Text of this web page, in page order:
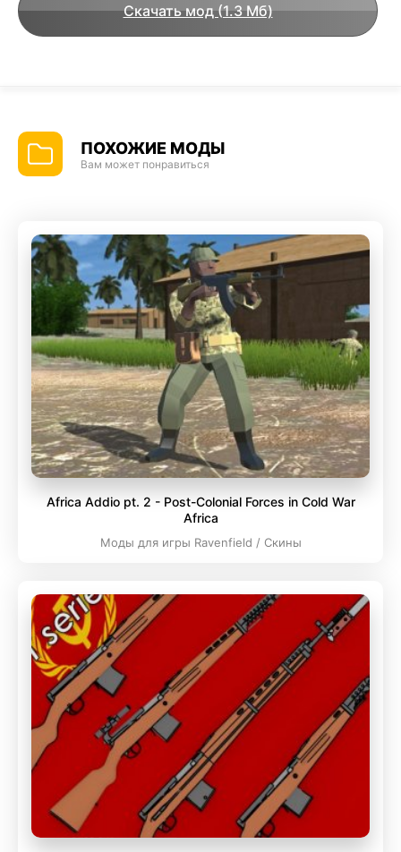
Скачать мод (1.3 Мб)
ПОХОЖИЕ МОДЫ
Вам может понравиться
Africa Addio pt. 2 - Post-Colonial Forces in Cold War
Africa
Моды для игры Ravenfield / Скины